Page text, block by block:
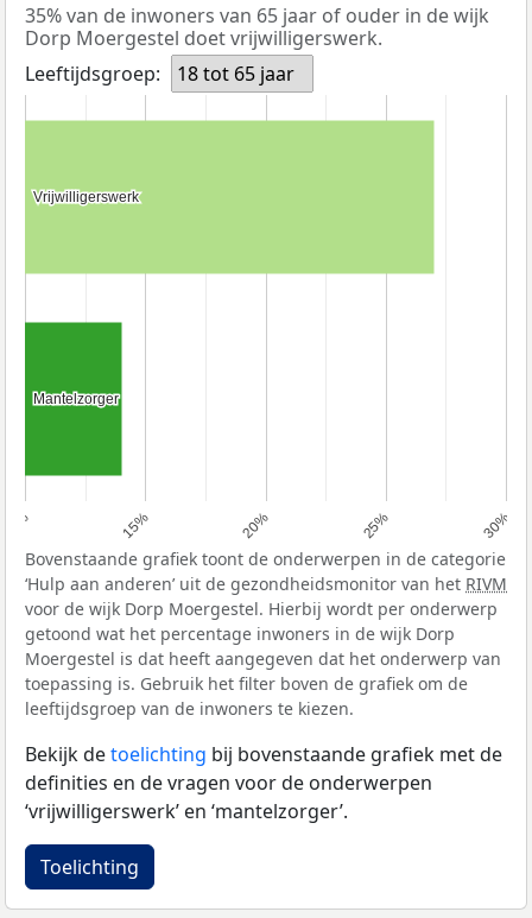
35% van de inwoners van 65 jaar of ouder in de wijk
Dorp Moergestel doet vrijwilligerswerk.
Leeftijdsgroep:
18 tot 65 jaar
10% 15% 20% 25% 30%
Vrijwilligerswerk
Vrijwilligerswerk
Mantelzorger
Mantelzorger
Bovenstaande grafiek toont de onderwerpen in de categorie
‘Hulp aan anderen’ uit de gezondheidsmonitor van het RIVM
voor de wijk Dorp Moergestel. Hierbij wordt per onderwerp
getoond wat het percentage inwoners in de wijk Dorp
Moergestel is dat heeft aangegeven dat het onderwerp van
toepassing is. Gebruik het filter boven de grafiek om de
leeftijdsgroep van de inwoners te kiezen.
Bekijk detoelichting bij bovenstaande grafiek met de
definities en de vragen voor de onderwerpen
‘vrijwilligerswerk’ en ‘mantelzorger’.
Toelichting